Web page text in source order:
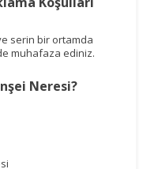
serin bir ortamda
muhafaza ediniz.
Neresi?